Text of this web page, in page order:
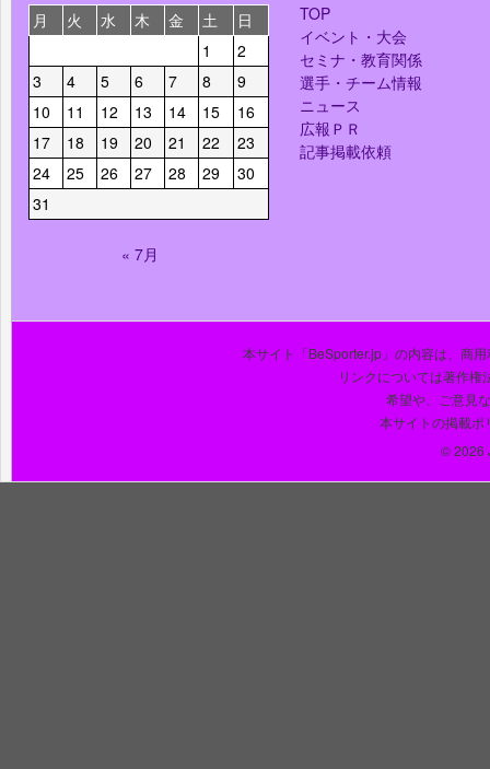
月
火 水 木 金 土
日
1
2
3
4 5 6 7 8
9
10
11 12 13 14 15
16
17
18 19 20 21 22
23
24
25 26 27 28 29
30
31
« 7月
TOP
イベント・大会
セミナ・教育関係
選手・チーム情報
ニュース
広報ＰＲ
記事掲載依頼
本サイト「BeSporter.jp」の内容は、商
リンクについては著作権
希望や、ご意見
本サイトの掲載ポ
© 2026